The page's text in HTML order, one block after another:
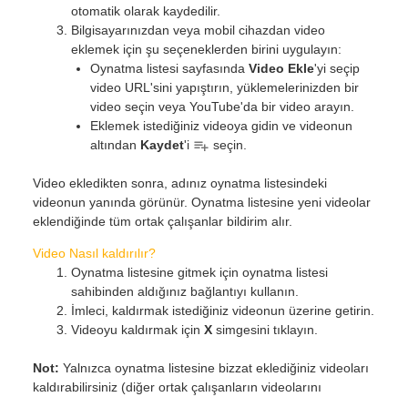
otomatik olarak kaydedilir.
Bilgisayarınızdan veya mobil cihazdan video
eklemek için şu seçeneklerden birini uygulayın:
Oynatma listesi sayfasında Video Ekle'yi seçip
video URL'sini yapıştırın, yüklemelerinizden bir
video seçin veya YouTube'da bir video arayın.
Eklemek istediğiniz videoya gidin ve videonun
altından Kaydet'i seçin.
Video ekledikten sonra, adınız oynatma listesindeki
videonun yanında görünür. Oynatma listesine yeni videolar
eklendiğinde tüm ortak çalışanlar bildirim alır.
Video Nasıl kaldırılır?
Oynatma listesine gitmek için oynatma listesi
sahibinden aldığınız bağlantıyı kullanın.
İmleci, kaldırmak istediğiniz videonun üzerine getirin.
Videoyu kaldırmak için Xsimgesini tıklayın.
Not: Yalnızca oynatma listesine bizzat eklediğiniz videoları
kaldırabilirsiniz (diğer ortak çalışanların videolarını